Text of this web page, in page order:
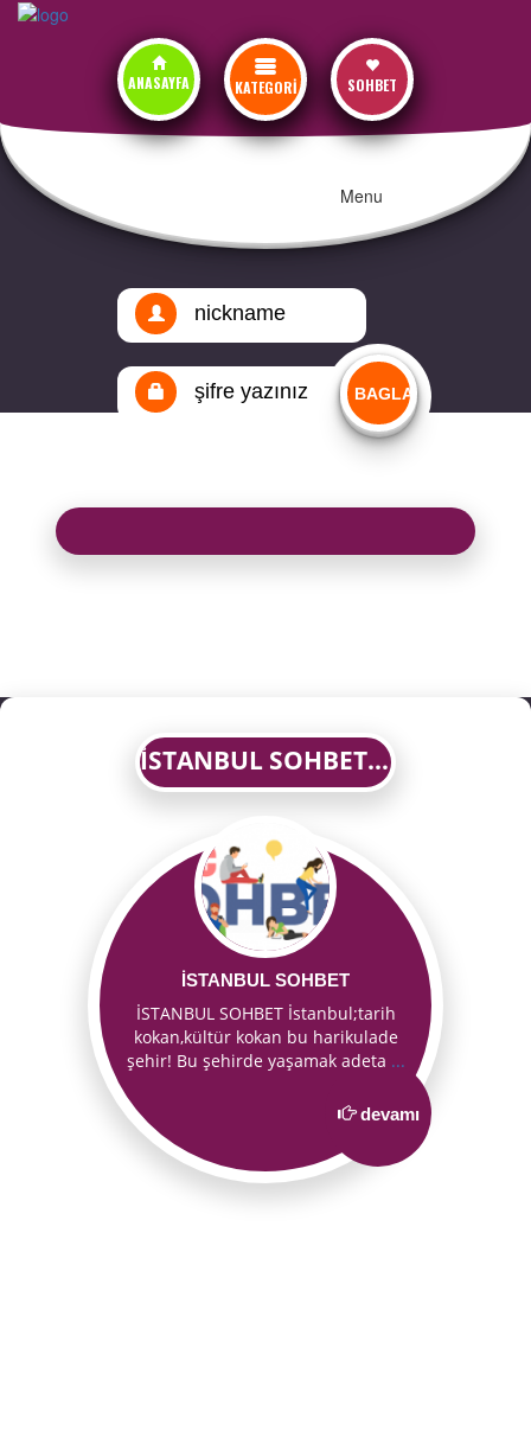
ANASAYFA KATEGORİ SOHBET
Menu
İSTANBUL SOHBET | Sohbet Chat Muhabbet-GönülSohbet.com
İSTANBUL SOHBET
İSTANBUL SOHBET İstanbul;tarih
kokan,kültür kokan bu harikulade
şehir! Bu şehirde yaşamak adeta ...
devamı